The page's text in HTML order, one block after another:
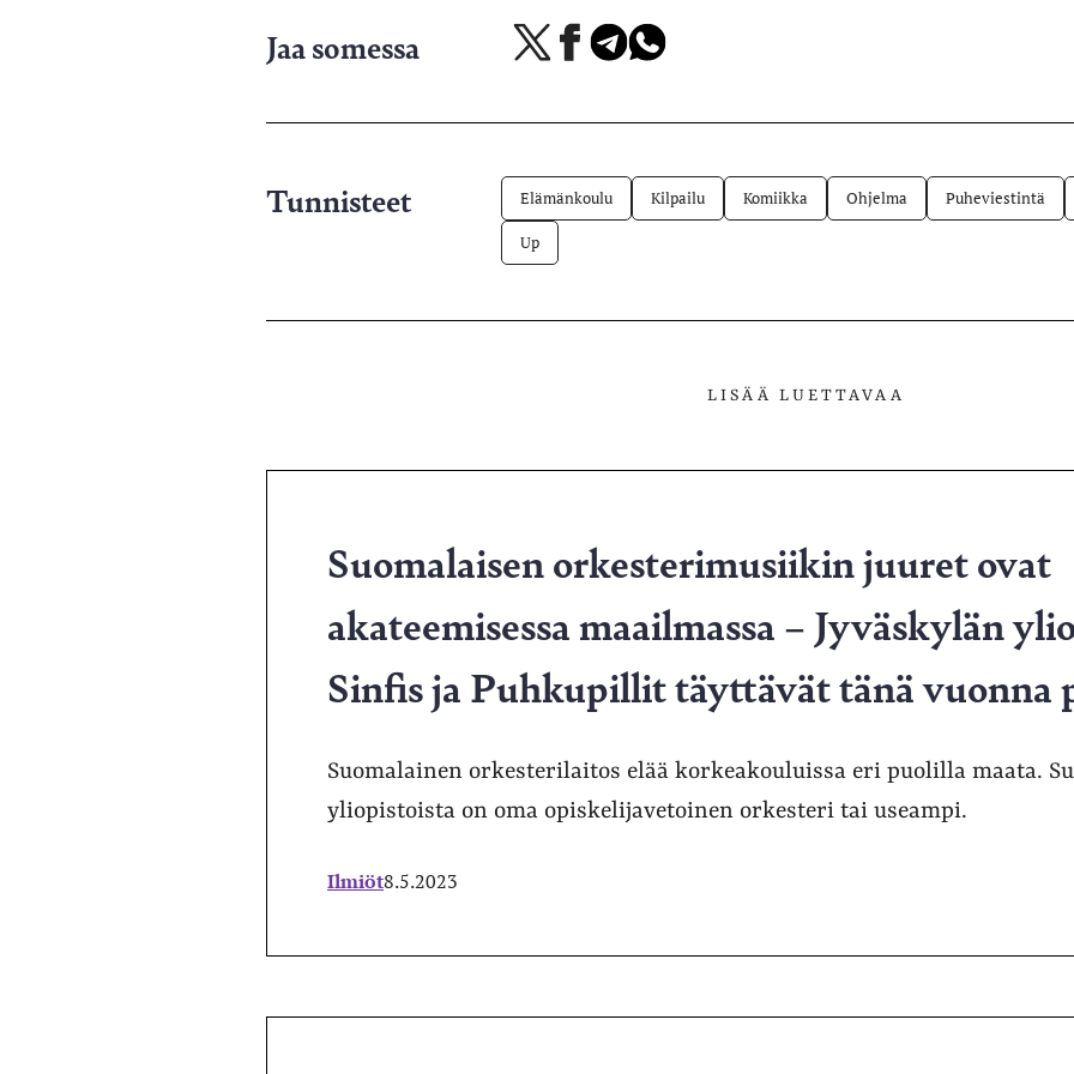
Jaa somessa
Jaa
palvelussa
Jaa Jaa Jaa
Tunnisteet Elämänkoulu Kilpailu Komiikka Ohjelma Puheviestintä
Up
LISÄÄ LUETTAVAA
Suomalaisen orkesterimusiikin juuret ovat
akateemisessa maailmassa – Jyväskylän
Sinfis ja Puhkupillit täyttävät tänä vuonna
Suomalainen orkesterilaitos elää korkeakouluissa eri puolilla maata.
yliopistoista on oma opiskelijavetoinen orkesteri tai useampi.
Ilmiöt8.5.2023